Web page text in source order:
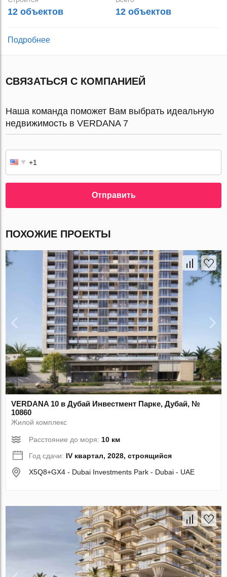
12 объектов 12 объектов
Подробнее
СВЯЗАТЬСЯ С КОМПАНИЕЙ
Наша команда поможет Вам выбрать идеальную
недвижимость в VERDANA 7
Отправить
ПОХОЖИЕ ПРОЕКТЫ
VERDANA 10 в Дубай Инвестмент Парке, Дубай, №
10860
Жилой комплекс
Расстояние до моря: 10 км
Год сдачи: IV квартал, 2028, строящийся
X5Q8+GX4 - Dubai Investments Park - Dubai - UAE